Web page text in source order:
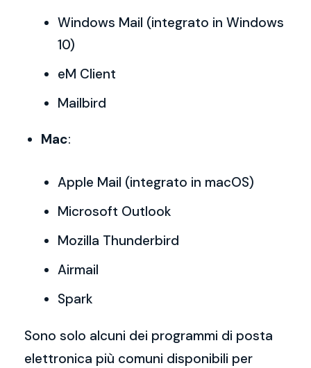
Windows Mail (integrato in Windows
10)
eM Client
Mailbird
Mac:
Apple Mail (integrato in macOS)
Microsoft Outlook
Mozilla Thunderbird
Airmail
Spark
Sono solo alcuni dei programmi di posta
elettronica più comuni disponibili per